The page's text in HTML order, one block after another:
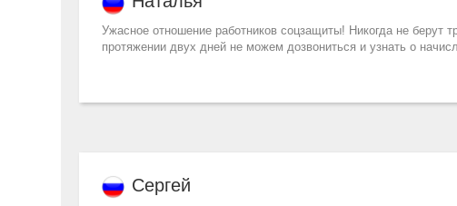
Ужасное отношение работников соцзащиты! Никогда не берут
протяжении двух дней не можем дозвониться и узнать о
Сергей